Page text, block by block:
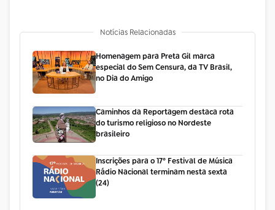
Notícias Relacionadas
Homenagem para Preta Gil marca
especial do Sem Censura, da TV Brasil,
no Dia do Amigo
Caminhos da Reportagem destaca rota
do turismo religioso no Nordeste
brasileiro
Inscrições para o 17º Festival de Música
Rádio Nacional terminam nesta sexta
(24)